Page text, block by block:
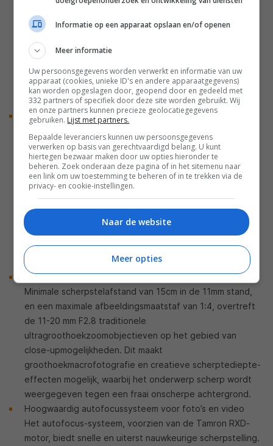
met een Canon RF-S APS-C camera is het ideaal voor
zowel handheld fotografie, als video-opnamen met een
compact statief of gimbal. Het objectief beschikt over
een praktische AF/MF-schakelaar en een ingebouwde
USB-C-poort waarmee je eenvoudig zelf de nieuwste
firmware kunnen installeren via de Tamron Lens Utility
software.
Uitstekende optische prestaties
groepen, waaronder twee GM (Glass Molded Aspherical)
lenselementen, die een hoge resolutie garanderen over
het hele beeld. Daarnaast bevat het objectief één XLD
(eXtra Low Dispersion) en twee LD (Low Dispersion)
voor haarscherpe opnamen. De BBAR-G2 (Broad-Band
Anti-Reflection Generation 2) coating minimaliseert
ghosting en flares, waardoor details natuurgetrouw
worden weergegeven, zelfs bij tegenlicht.
Minimale scherpstelafstand van slechts 15cm (1:4)
Minimale scherpstelafstand van 15cm in de 11mm stand,
en een maximale afbeeldingsmaatstaf van 1:4, overtreft
de 11-20 mm F2.8 traditionele
ultragroothoekzoomobjectieven op het gebied van
close-upmogelijkheden. Dit maakt
groothoekmacrofotografie en creatieve scherptediepte-
effecten mogelijk, waarbij het onderwerp scherp wordt
weergegeven tegen een fraai onscherpe achtergrond.
Hoogwaardig autofocussysteem voor foto’s en video
Het autofocus-systeem, voorzien van de Tamron RXD-
motor, biedt snelle en uiterst nauwkeurige scherpstelling.
Informatie op een apparaat opslaan en/of openen
Meer informatie
Uw persoonsgegevens worden verwerkt en informatie van uw
apparaat (cookies, unieke ID's en andere apparaatgegevens)
kan worden opgeslagen door, geopend door en gedeeld met
332 partners of specifiek door deze site worden gebruikt. Wij
en onze partners kunnen precieze geolocatiegegevens
gebruiken. Lijst met partners.
Bepaalde leveranciers kunnen uw persoonsgegevens
verwerken op basis van gerechtvaardigd belang. U kunt
hiertegen bezwaar maken door uw opties hieronder te
beheren. Zoek onderaan deze pagina of in het sitemenu naar
een link om uw toestemming te beheren of in te trekken via de
privacy- en cookie-instellingen.
Naar de website
Meer opties